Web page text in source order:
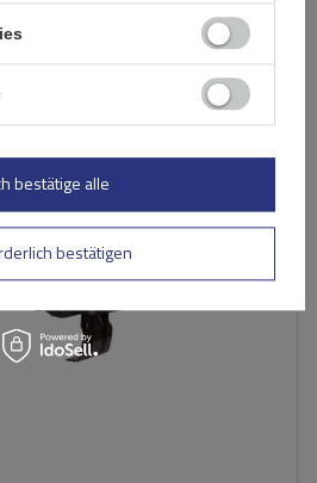
bestätigen
bestätige alle